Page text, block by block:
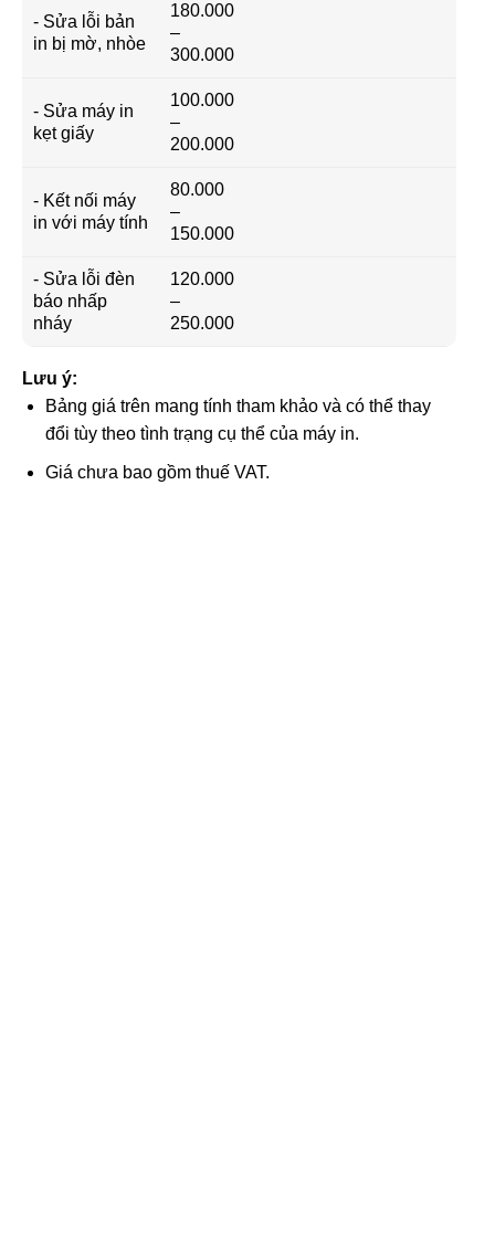
- Sửa lỗi bản
in bị mờ, nhòe
180.000
–
300.000
- Sửa máy in
kẹt giấy
100.000
–
200.000
- Kết nối máy
in với máy tính
80.000
–
150.000
- Sửa lỗi đèn
báo nhấp
nháy
120.000
–
250.000
Lưu ý:
Bảng giá trên mang tính tham khảo và có thể thay
đổi tùy theo tình trạng cụ thể của máy in.
Giá chưa bao gồm thuế VAT.